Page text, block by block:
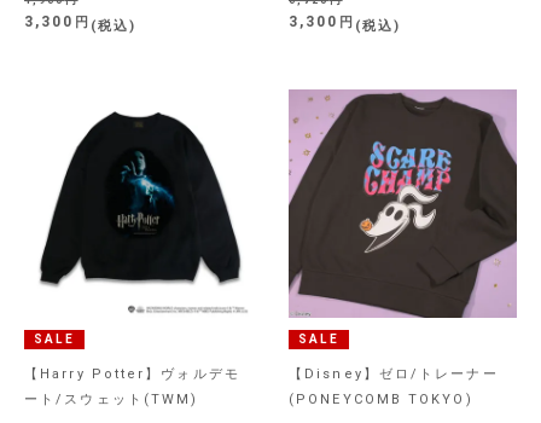
3,300 税込 3,300 税込
SALE
【Harry Potter】ヴォルデモ
ート/スウェット(TWM)
SALE
【Disney】ゼロ/トレーナー
(PONEYCOMB TOKYO)